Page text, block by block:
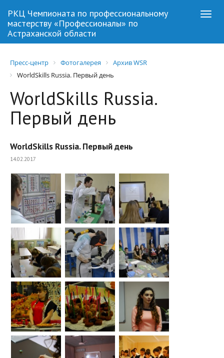
РКЦ Чемпионата по профессиональному
мастерству «Профессионалы» по
Астраханской области
Пресс-центр Фотогалерея
Архив WSR
WorldSkills Russia. Первый день
WorldSkills Russia.
Первый день
WorldSkills Russia. Первый день
14.02.2017